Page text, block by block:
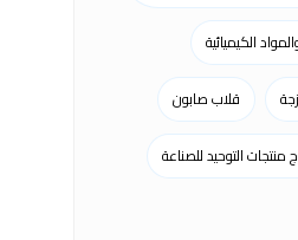
الكيميائية
قلاب صابون
منتجات التوحيد للصناعة